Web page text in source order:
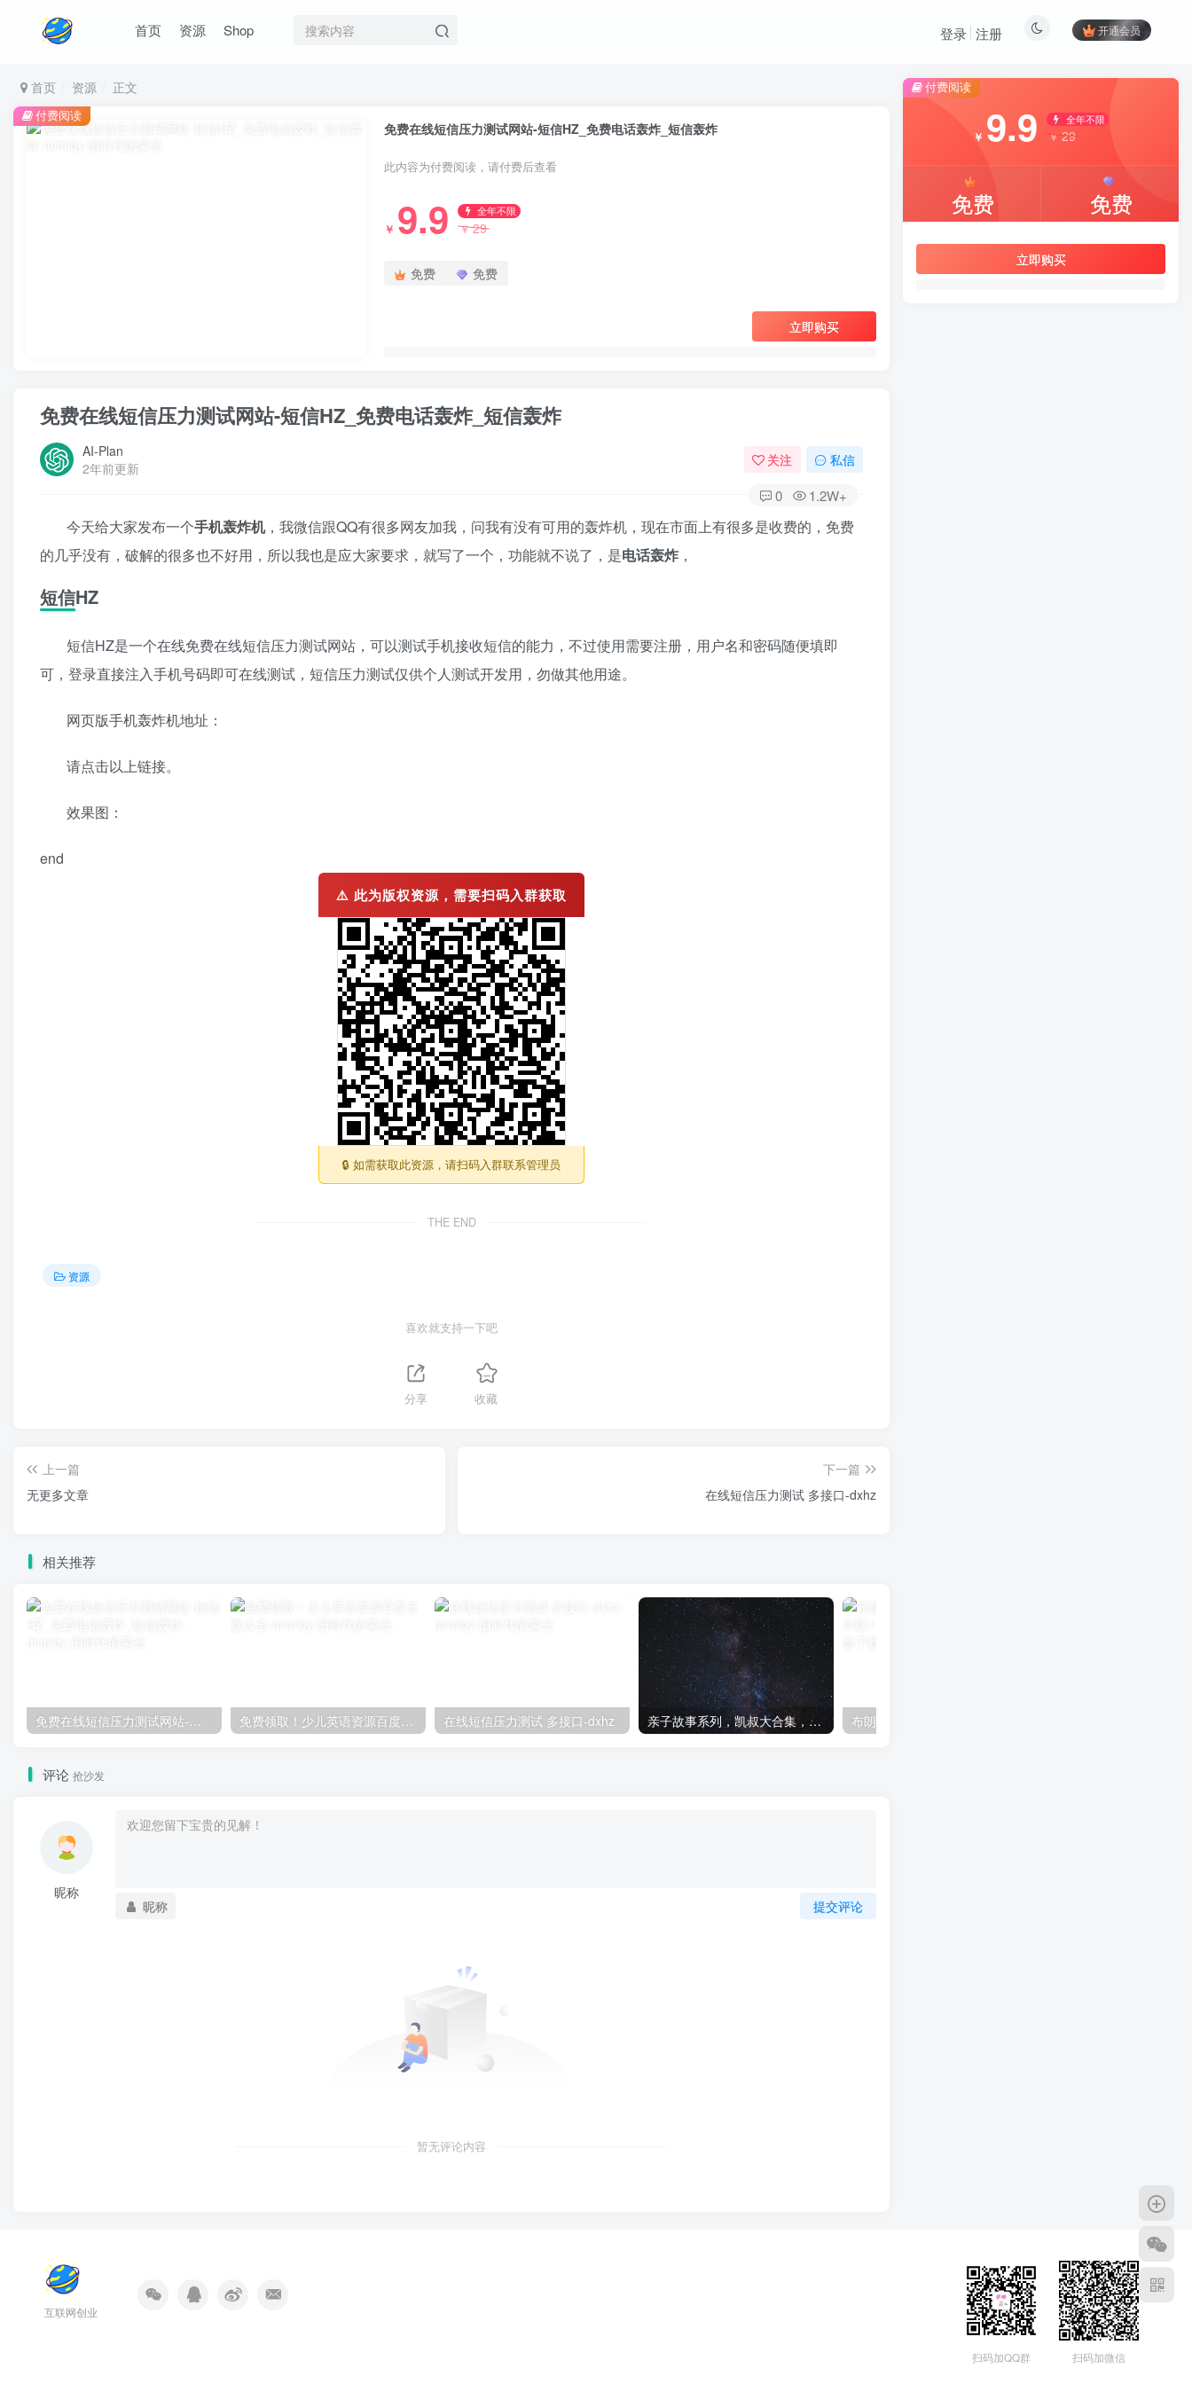
首页 资源 Shop 开通会员
登录 注册
首页 资源 正文
免费在线短信压力测试网站-短信HZ_免费电话轰炸_短信轰炸
此内容为付费阅读，请付费后查看
￥ 9.9 全年不限
￥29
免费 免费
立即购买
付费阅读
免费在线短信压力测试网站-短信HZ_免费电话轰炸_短信轰炸
AI-Plan
2年前更新
关注 私信
0 1.2W+
今天给大家发布一个手机轰炸机，我微信跟QQ有很多网友加我，问我有没有可用的轰炸机，现在市面上有很多是收费的，免费
的几乎没有，破解的很多也不好用，所以我也是应大家要求，就写了一个，功能就不说了，是电话轰炸 ，
短信HZ
短信HZ是一个在线免费在线短信压力测试网站，可以测试手机接收短信的能力，不过使用需要注册，用户名和密码随便填即
可，登录直接注入手机号码即可在线测试，短信压力测试仅供个人测试开发用，勿做其他用途。
网页版手机轰炸机地址：
请点击以上链接。
效果图：
end
⚠️ 此为版权资源，需要扫码入群获取
🔒 如需获取此资源，请扫码入群联系管理员
THE END
资源
喜欢就支持一下吧
分享 收藏
上一篇
无更多文章
下一篇
在线短信压力测试 多接口-dxhz
相关推荐
在线短信压力测试 多接口-dxhz 亲子故事系列，凯叔大合集，音频
评论 抢沙发
昵称
提交评论
昵称
暂无评论内容
付费阅读
￥ 9.9 全年不限
￥ 29
免费 免费
立即购买
互联网创业
扫码加QQ群 扫码加微信